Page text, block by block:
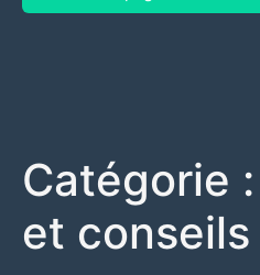
Catégorie :
et